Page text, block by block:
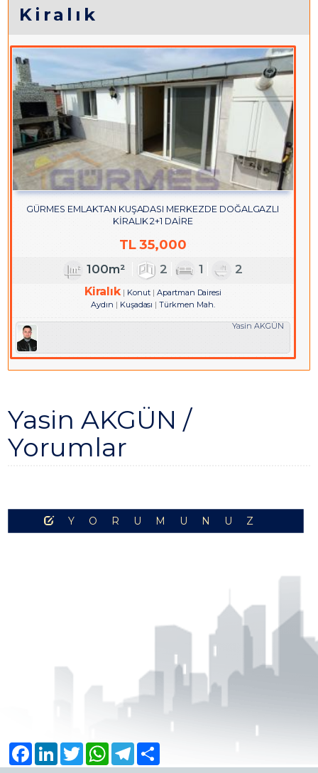
Kiralık
GÜRMES EMLAKTAN KUŞADASI MERKEZDE DOĞALGAZLI
KİRALIK 2+1 DAİRE
TL35,000
100m² 2 1 2
Kiralık Konut
Apartman Dairesi
Aydın
Kuşadası Türkmen Mah.
Yasin AKGÜN
Yasin AKGÜN /
Yorumlar
YORUMUNUZ
FacebookLinkedInTwitter WhatsAppTelegram